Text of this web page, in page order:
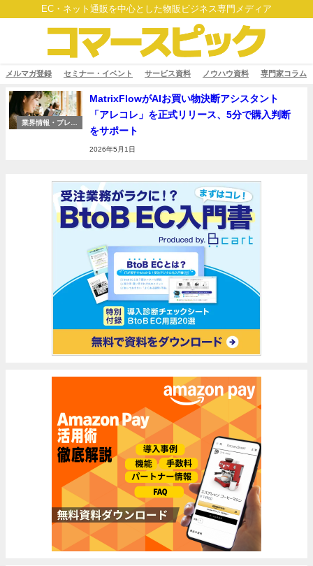
EC・ネット通販を中心とした物販ビジネス専門メディア
メルマガ登録 セミナー・イベント サービス資料 ノウハウ資料 専門家コラム
業界情報・プレス
MatrixFlowがAIお買い物決断アシスタント
「アレコレ」を正式リリース、5分で購入判断
をサポート
2026年5月1日